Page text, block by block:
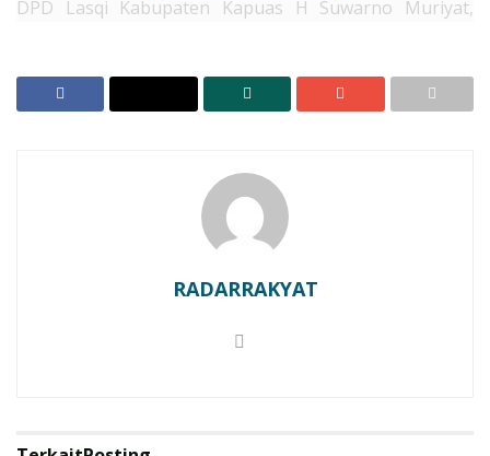
DPD Lasqi Kabupaten Kapuas H Suwarno Muriyat,
RELATED POSTS
Bupati Kapuas Terima Penghargaan dan Medali
Kehormatan Gerdayak Indonesia
Dalam kegiatan ini, tampak hadir Sekretaris Daerah
Agustina Sri Rejeki, Ketua GOW Kapuas Apollonia
RADARRAKYAT